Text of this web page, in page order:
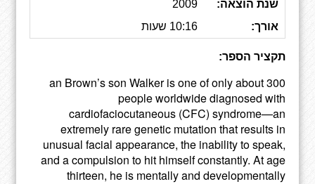
שנת הוצאה:
2009
אורך:
10:16 שעות
תקציר הספר:
an Brown’s son Walker is one of only about 300
people worldwide diagnosed with
cardiofaciocutaneous (CFC) syndrome—an
extremely rare genetic mutation that results in
unusual facial appearance, the inability to speak,
and a compulsion to hit himself constantly. At age
thirteen, he is mentally and developmentally